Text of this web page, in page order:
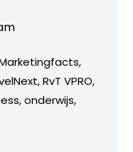
RvT VPRO,
onderwijs,